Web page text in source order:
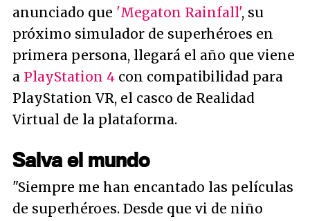
anunciado que 'Megaton Rainfall', su
próximo simulador de superhéroes en
primera persona, llegará el año que viene
a PlayStation 4 con compatibilidad para
PlayStation VR, el casco de Realidad
Virtual de la plataforma.
Salva el mundo
"Siempre me han encantado las películas
de superhéroes. Desde que vi de niño